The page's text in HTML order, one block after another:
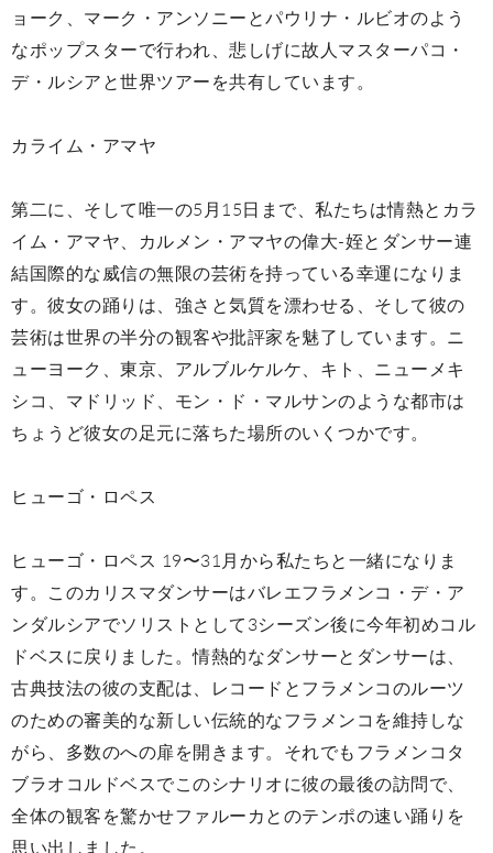
ョーク、マーク・アンソニーとパウリナ・ルビオのよう
なポップスターで行われ、悲しげに故人マスターパコ・
デ・ルシアと世界ツアーを共有しています。
カライム・アマヤ
第二に、そして唯一の5月15日まで、私たちは情熱とカラ
イム・アマヤ、カルメン・アマヤの偉大-姪とダンサー連
結国際的な威信の無限の芸術を持っている幸運になりま
す。彼女の踊りは、強さと気質を漂わせる、そして彼の
芸術は世界の半分の観客や批評家を魅了しています。ニ
ューヨーク、東京、アルブルケルケ、キト、ニューメキ
シコ、マドリッド、モン・ド・マルサンのような都市は
ちょうど彼女の足元に落ちた場所のいくつかです。
ヒューゴ・ロペス
ヒューゴ・ロペス 19〜31月から私たちと一緒になりま
す。このカリスマダンサーはバレエフラメンコ・デ・ア
ンダルシアでソリストとして3シーズン後に今年初めコル
ドベスに戻りました。情熱的なダンサーとダンサーは、
古典技法の彼の支配は、レコードとフラメンコのルーツ
のための審美的な新しい伝統的なフラメンコを維持しな
がら、多数のへの扉を開きます。それでもフラメンコタ
ブラオコルドベスでこのシナリオに彼の最後の訪問で、
全体の観客を驚かせファルーカとのテンポの速い踊りを
思い出しました。